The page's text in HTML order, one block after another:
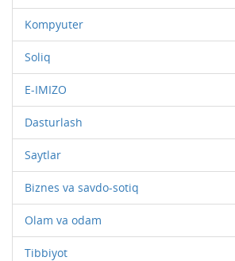
Kompyuter
Soliq
E-IMIZO
Dasturlash
Saytlar
Biznes va savdo-sotiq
Olam va odam
Tibbiyot